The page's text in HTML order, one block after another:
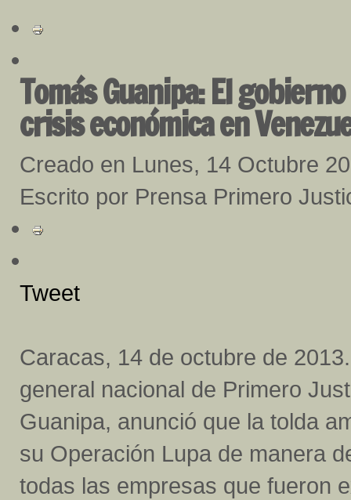
Tomás Guanipa: El
crisis económica en
Creado en Lunes, 14 Octubre
Escrito por Prensa Primero
Tweet
Caracas, 14 de octubre de
general nacional de Primero
Guanipa, anunció que la tolda
su Operación Lupa de manera
todas las empresas que fueron